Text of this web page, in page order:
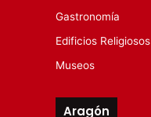
Gastronomía
Edificios Religiosos
Museos
Aragón